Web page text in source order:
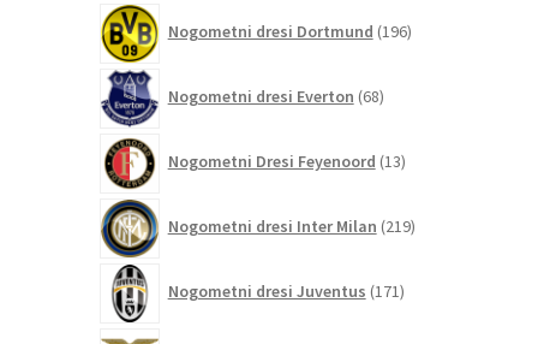
Nogometni dresi Dortmund 196izdelkov
Nogometni dresi Everton 68izdelkov
Nogometni Dresi Feyenoord 13izdelkov
Nogometni dresi Inter Milan 219izdelkov
Nogometni dresi Juventus 171izdelkov